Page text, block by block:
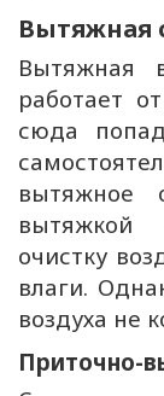
Вытяжная
Вытяжная
работает
сюда
вытяжное
вытяжкой
очистку
влаги.
воздуха не
Приточно-